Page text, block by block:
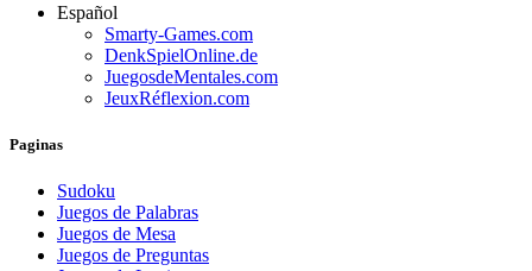
Español
Smarty-Games.com
DenkSpielOnline.de
JuegosdeMentales.com
JeuxRéflexion.com
Paginas
Sudoku
Juegos de Palabras
Juegos de Mesa
Juegos de Preguntas